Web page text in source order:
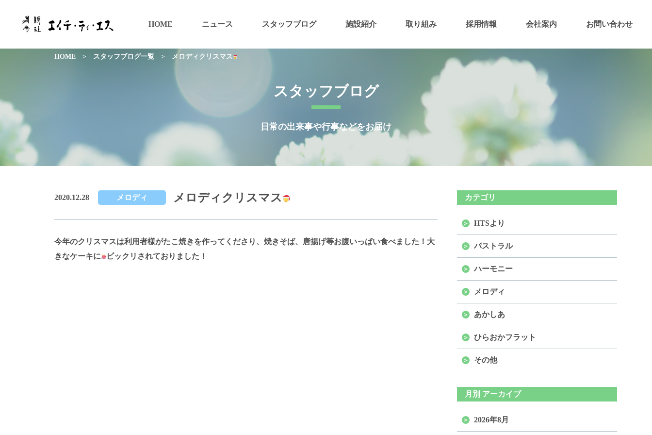
HOME ニュース スタッフブログ 施設紹介 取り組み 採用情報 会社案内 お問い合わせ
スタッフブログ
日常の出来事や行事などをお届け
HOME > スタッフブログ一覧 > メロディクリスマス
2020.12.28 メロディ メロディクリスマス
今年のクリスマスは利用者様がたこ焼きを作ってくださり、焼きそば、唐揚げ等お腹いっぱい食べました！大
きなケーキに
ビックリされておりました！
カテゴリ
HTSより
パストラル
ハーモニー
メロディ
あかしあ
ひらおかフラット
その他
月別 アーカイブ
2026年8月